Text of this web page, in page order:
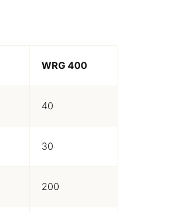
WRG 400
40
30
200